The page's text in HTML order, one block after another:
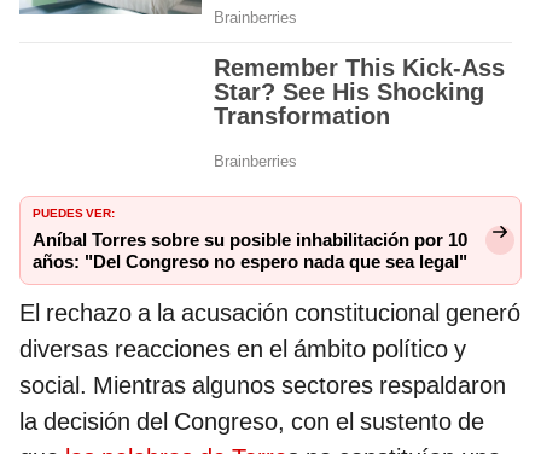
PUEDES VER:
Aníbal Torres sobre su posible inhabilitación por 10
años: "Del Congreso no espero nada que sea legal"
El rechazo a la acusación constitucional generó
diversas reacciones en el ámbito político y
social. Mientras algunos sectores respaldaron
la decisión del Congreso, con el sustento de